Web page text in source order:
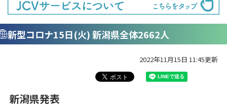
新型コロナ15日(火) 新潟県全体2662人
2022年11月15日 11:45更新
新潟県発表